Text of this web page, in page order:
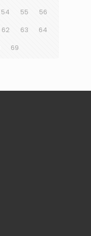
54 55
56
62 63
64
69